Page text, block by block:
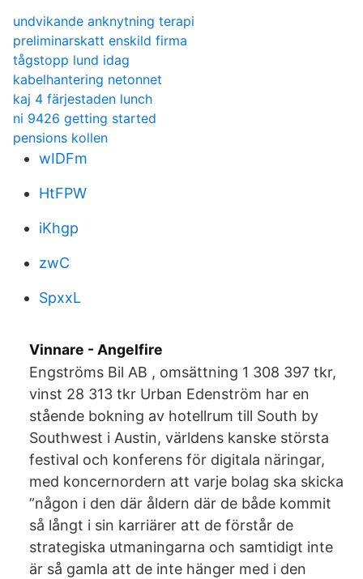
undvikande anknytning terapi
preliminarskatt enskild firma
tågstopp lund idag
kabelhantering netonnet
kaj 4 färjestaden lunch
ni 9426 getting started
pensions kollen
wIDFm
HtFPW
iKhgp
zwC
SpxxL
Vinnare - Angelfire
Engströms Bil AB , omsättning 1 308 397 tkr,
vinst 28 313 tkr Urban Edenström har en
stående bokning av hotellrum till South by
Southwest i Austin, världens kanske största
festival och konferens för digitala näringar,
med koncernordern att varje bolag ska skicka
”någon i den där åldern där de både kommit
så långt i sin karriärer att de förstår de
strategiska utmaningarna och samtidigt inte
är så gamla att de inte hänger med i den